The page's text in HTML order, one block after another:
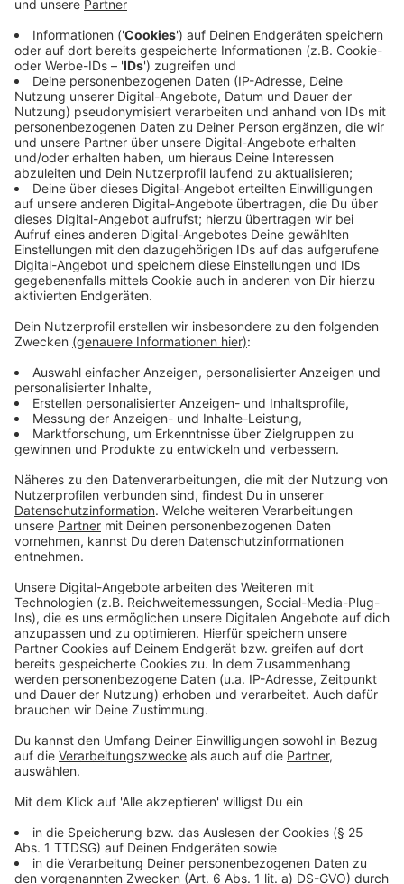
Hintergründe der Tat in Düsseldorf-Bilk
Anzeige
Der Vorfall ereignete sich im vergangenen Herbst, als
der Angeklagte auf den neuen Partner seiner
ehemaligen Freundin traf. Inmitten des Stadtteils Bilk
kam es zu der folgenschweren Messerattacke, bei der
das Opfer nur knapp überlebte. Die
Staatsanwaltschaft sah darin von Beginn an eine
gezielte Tat, die aus Eifersucht begangen wurde und
beinahe tödlich endete.
Anzeige
Urteil wegen versuchtem Totschlag
Anzeige
Das Gericht sprach den Mann wegen versuchten
Totschlags und gefährlicher Körperverletzung
schuldig. Zwar hatte der Angeklagte die Tat im
Prozess eingeräumt, jedoch bestritten, dass er das
„Lektion erteilen“ zu wollen - eine Darstellung, der die
Richter am Landgericht Düsseldorf jedoch nicht
folgten.
Anzeige
Ein fehlgeschlagener Tötungsversuch
Anzeige
Die Kammer wertete die Tat stattdessen als
fehlgeschlagenen Tötungsversuch, was sich nun in der
festgesetzten Strafe widerspiegelt. Das Urteil ist